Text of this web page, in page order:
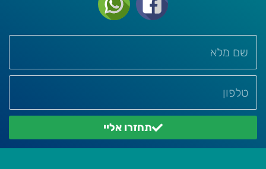
תחזרו אליי